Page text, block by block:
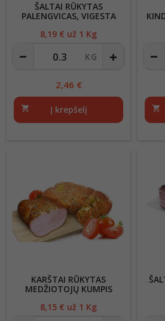
ŠALTAI RŪKYTAS
PALENGVICAS, VIGESTA
Kaina
8,19 € už 1 Kg
2,46 €
shopping_cart Į krepšelį shopping_cart
KARŠTAI RŪKYTAS
MEDŽIOTOJŲ KUMPIS
Kaina
8,15 € už 1 Kg